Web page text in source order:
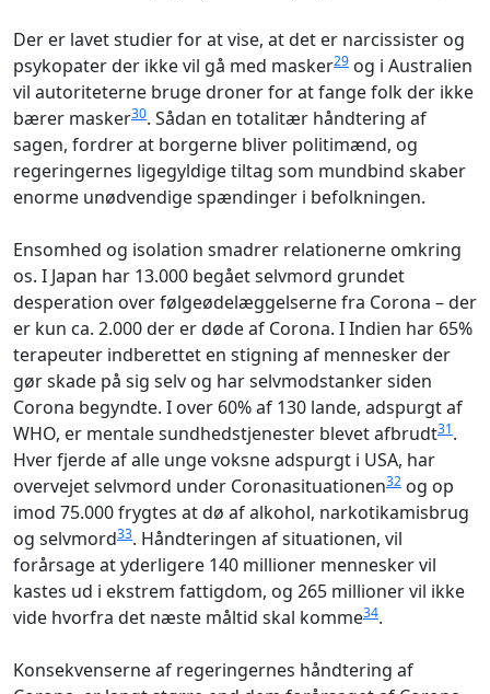
Der er lavet studier for at vise, at det er narcissister og
psykopater der ikke vil gå med masker29 og i Australien
vil autoriteterne bruge droner for at fange folk der ikke
bærer masker30. Sådan en totalitær håndtering af
sagen, fordrer at borgerne bliver politimænd, og
regeringernes ligegyldige tiltag som mundbind skaber
enorme unødvendige spændinger i befolkningen.
Ensomhed og isolation smadrer relationerne omkring
os. I Japan har 13.000 begået selvmord grundet
desperation over følgeødelæggelserne fra Corona – der
er kun ca. 2.000 der er døde af Corona. I Indien har 65%
terapeuter indberettet en stigning af mennesker der
gør skade på sig selv og har selvmodstanker siden
Corona begyndte. I over 60% af 130 lande, adspurgt af
WHO, er mentale sundhedstjenester blevet afbrudt31.
Hver fjerde af alle unge voksne adspurgt i USA, har
overvejet selvmord under Coronasituationen32 og op
imod 75.000 frygtes at dø af alkohol, narkotikamisbrug
og selvmord33. Håndteringen af situationen, vil
forårsage at yderligere 140 millioner mennesker vil
kastes ud i ekstrem fattigdom, og 265 millioner vil ikke
vide hvorfra det næste måltid skal komme34.
Konsekvenserne af regeringernes håndtering af